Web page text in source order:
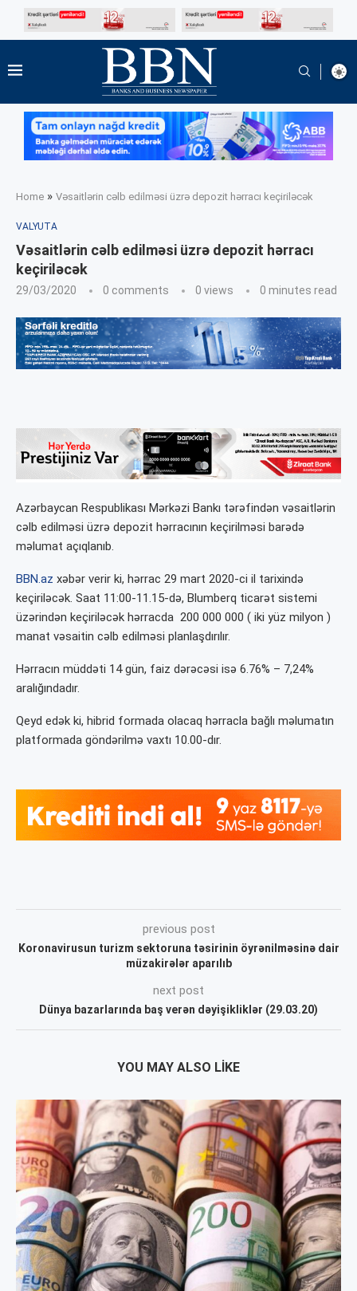
Home » Vəsaitlərin cəlb edilməsi üzrə depozit hərracı keçiriləcək
VALYUTA
Vəsaitlərin cəlb edilməsi üzrə depozit hərracı
keçiriləcək
29/03/2020 0 comments 0 views 0 minutes read
Azərbaycan Respublikası Mərkəzi Bankı tərəfindən vəsaitlərin
cəlb edilməsi üzrə depozit hərracının keçirilməsi barədə
məlumat açıqlanıb.
BBN.az xəbər verir ki, hərrac 29 mart 2020-ci il tarixində
keçiriləcək. Saat 11:00-11.15-də, Blumberq ticarət sistemi
üzərindən keçiriləcək hərracda 200 000 000 ( iki yüz milyon )
manat vəsaitin cəlb edilməsi planlaşdırılır.
Hərracın müddəti 14 gün, faiz dərəcəsi isə 6.76% – 7,24%
aralığındadır.
Qeyd edək ki, hibrid formada olacaq hərracla bağlı məlumatın
platformada göndərilmə vaxtı 10.00-dır.
previous post
Koronavirusun turizm sektoruna təsirinin öyrənilməsinə dair
müzakirələr aparılıb
next post
Dünya bazarlarında baş verən dəyişikliklər (29.03.20)
YOU MAY ALSO LIKE